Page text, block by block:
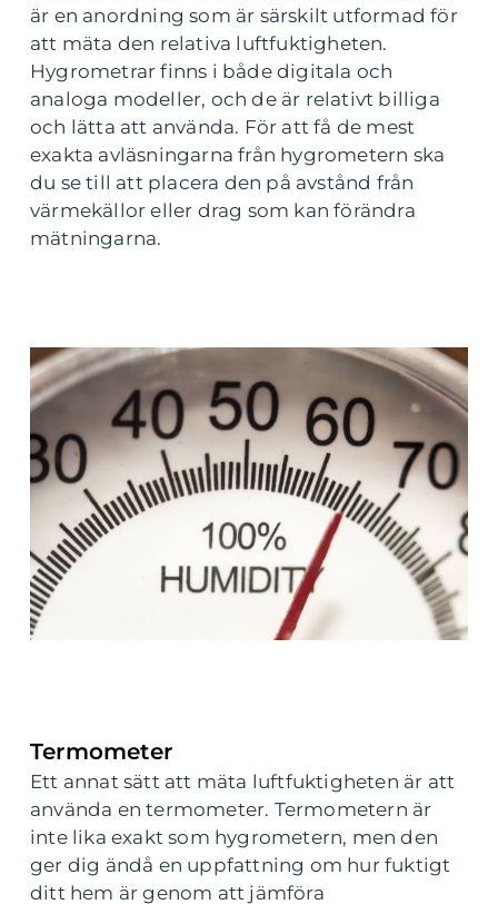
är en anordning som är särskilt utformad för
att mäta den relativa luftfuktigheten.
Hygrometrar finns i både digitala och
analoga modeller, och de är relativt billiga
och lätta att använda. För att få de mest
exakta avläsningarna från hygrometern ska
du se till att placera den på avstånd från
värmekällor eller drag som kan förändra
mätningarna.
Termometer
Ett annat sätt att mäta luftfuktigheten är att
använda en termometer. Termometern är
inte lika exakt som hygrometern, men den
ger dig ändå en uppfattning om hur fuktigt
ditt hem är genom att jämföra